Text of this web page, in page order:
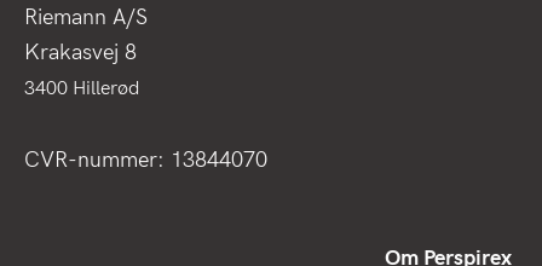
Riemann A/S
Krakasvej 8
3400 Hillerød
CVR-nummer: 13844070
Om Perspirex